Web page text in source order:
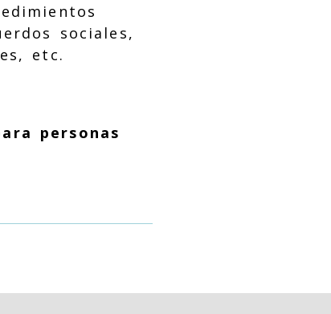
sociales,
etc.
personas